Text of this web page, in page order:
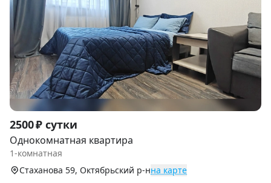
Item
1
of
2500 ₽ сутки
Однокомнатная квартира
1-комнатная
Стаханова 59, Октябрьский р-нна карте